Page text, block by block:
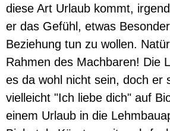
diese Art Urlaub kommt,
er das Gefühl, etwas
Beziehung tun zu wollen.
Rahmen des Machbaren! Die
es da wohl nicht sein, doch er
vielleicht "Ich liebe dich" auf
einem Urlaub in die